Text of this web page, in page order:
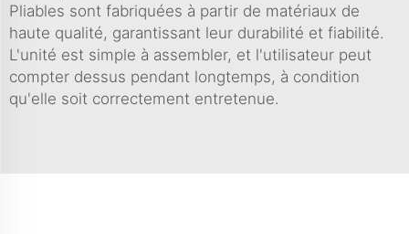
Pliables sont fabriquées à partir de matériaux de
haute qualité, garantissant leur durabilité et fiabilité.
L'unité est simple à assembler, et l'utilisateur peut
compter dessus pendant longtemps, à condition
qu'elle soit correctement entretenue.